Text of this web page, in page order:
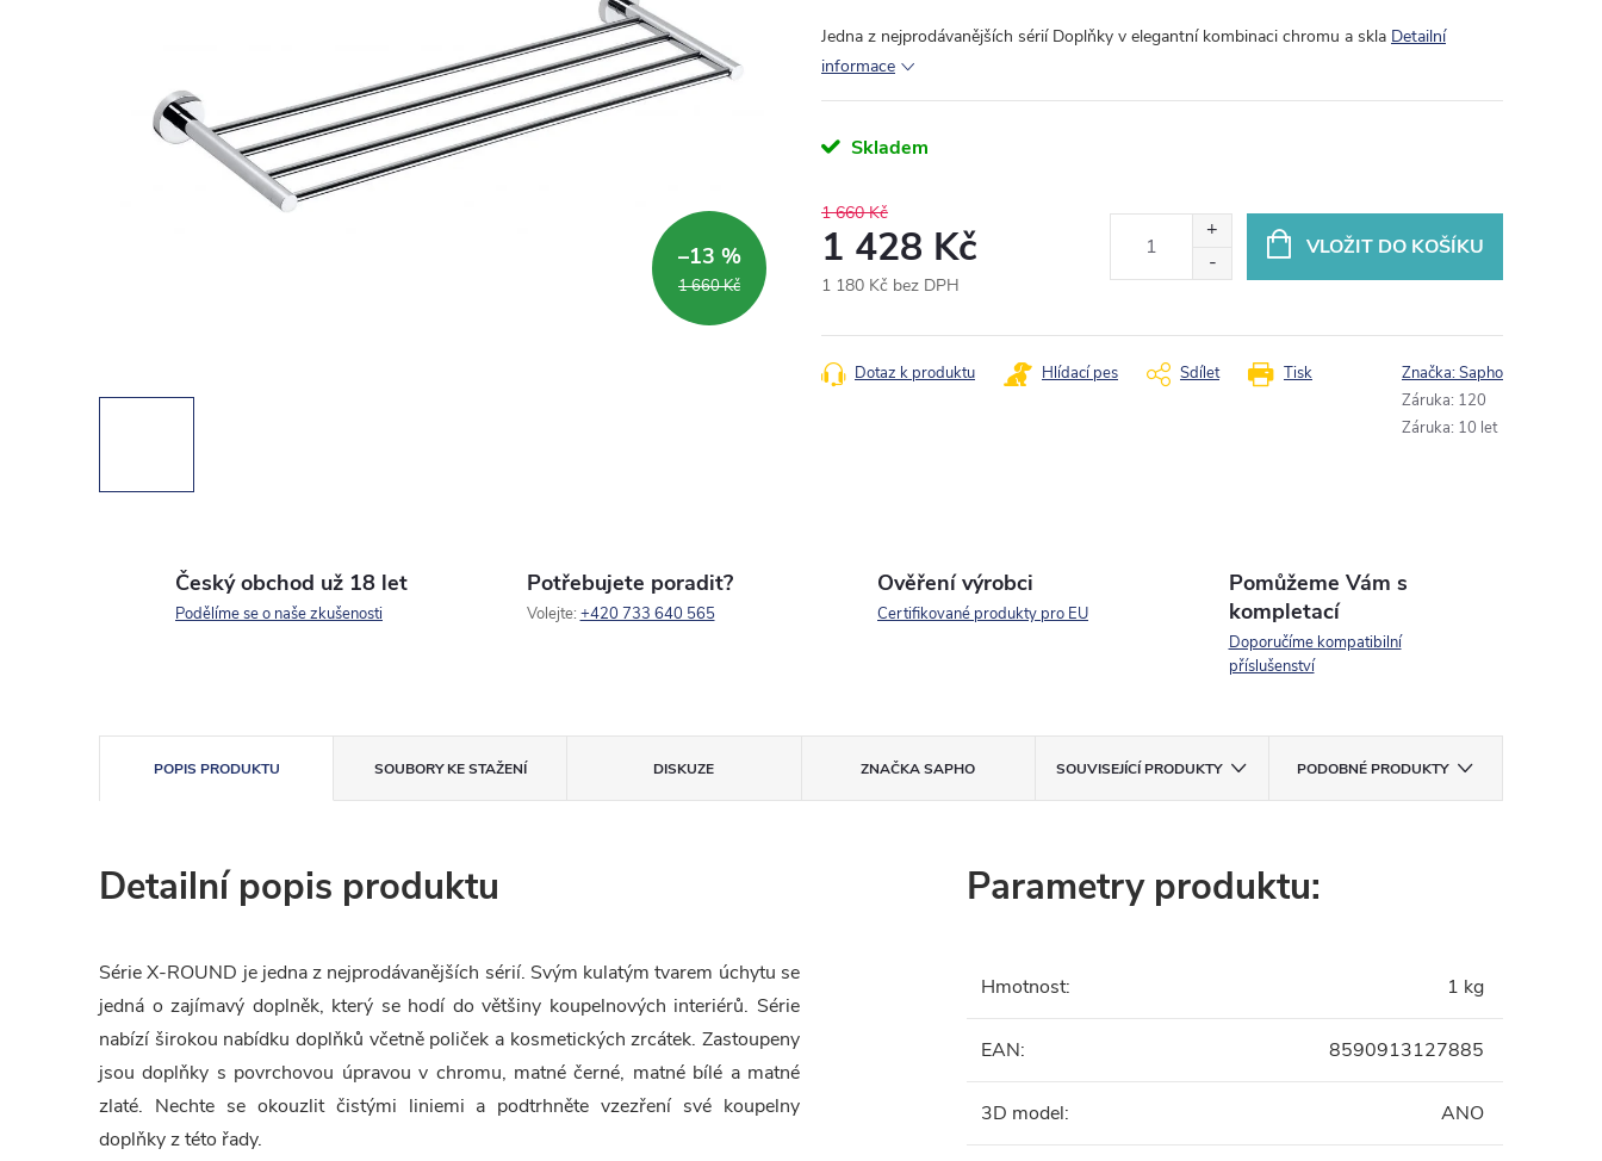
1 660 Kč
–13 %
Jedna z nejprodávanějších sérií Doplňky v elegantní kombinaci chromu a skla Detailní
informace
Skladem
1 660 Kč
1 428 Kč
1 180 Kč bez DPH
cena:
VLOŽIT DO KOŠÍKU
Tisk
Dotaz k produktu Hlídací pes Sdílet Značka:Sapho
Záruka: 120
Záruka: 10 let
Český obchod už 18 let
Podělíme se o naše zkušenosti
Potřebujete poradit?
Volejte: +420 733 640 565
Ověření výrobci
Certifikované produkty pro EU
Pomůžeme Vám s
kompletací
Doporučíme kompatibilní
příslušenství
POPIS PRODUKTU SOUBORY KE STAŽENÍ DISKUZE ZNAČKASAPHO SOUVISEJÍCÍ PRODUKTY PODOBNÉ PRODUKTY
Detailní popis produktu
Série X-ROUND je jedna z nejprodávanějších sérií. Svým kulatým tvarem úchytu se
jedná o zajímavý doplněk, který se hodí do většiny koupelnových interiérů. Série
nabízí širokou nabídku doplňků včetně poliček a kosmetických zrcátek. Zastoupeny
jsou doplňky s povrchovou úpravou v chromu, matné černé, matné bílé a matné
zlaté. Nechte se okouzlit čistými liniemi a podtrhněte vzezření své koupelny
doplňky z této řady.
Parametry produktu:
Hmotnost: 1 kg
EAN: 8590913127885
3D model: ANO